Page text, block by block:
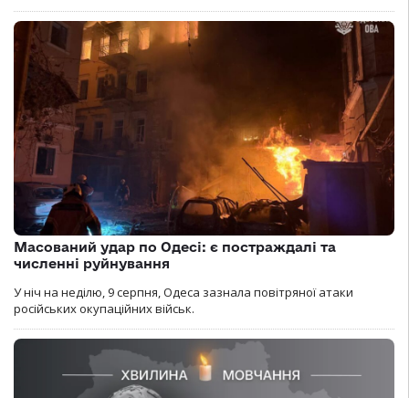
Масований удар по Одесі: є постраждалі та
численні руйнування
У ніч на неділю, 9 серпня, Одеса зазнала повітряної атаки
російських окупаційних військ.